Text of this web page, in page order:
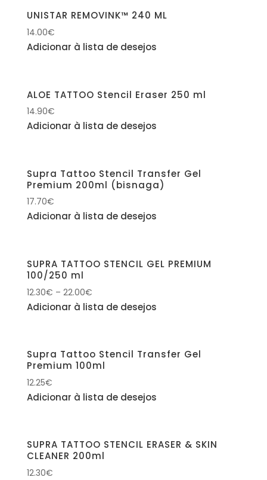
UNISTAR REMOVINK™ 240 ML
14.00€
Adicionar à lista de desejos
ALOE TATTOO Stencil Eraser 250 ml
14.90€
Adicionar à lista de desejos
Supra Tattoo Stencil Transfer Gel
Premium 200ml (bisnaga)
17.70€
Adicionar à lista de desejos
SUPRA TATTOO STENCIL GEL PREMIUM
100/250 ml
12.30€ – 22.00€
Adicionar à lista de desejos
Supra Tattoo Stencil Transfer Gel
Premium 100ml
12.25€
Adicionar à lista de desejos
SUPRA TATTOO STENCIL ERASER & SKIN
CLEANER 200ml
12.30€